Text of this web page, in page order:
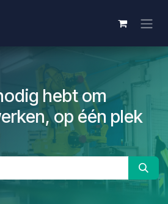
hebt om
op één plek